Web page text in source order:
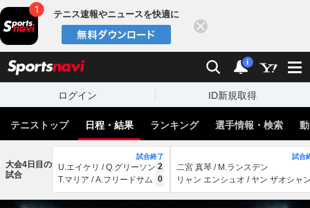
テニス速報やニュースを快適に
検索 通知
i
ログイン ID新規取得
テニストップ 日程・結果 ランキング 選手情報・検索
大会4日目の
試合
試合終了
U.エイケリ / Q.グリーソン 2
T.マリア / A.フリードサム 0
試合
二宮 真琴 / M.ランスデン
リャン エンシュオ / ヤン ザオシャ